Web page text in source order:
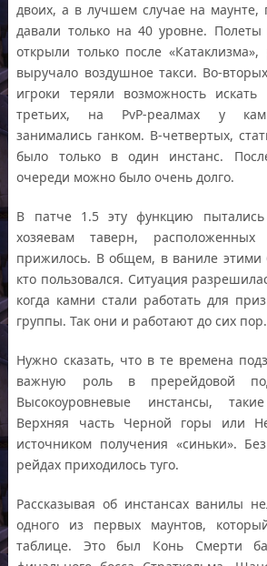
двоих, а в лучшем случае на маунте,
давали только на 40 уровне.
открыли только после
выручало воздушное такси. Во-
игроки теряли возможность
третьих, на PvP-реалмах у
занимались ганком. В-четвертых,
было только в один инстанс.
очереди можно было очень долго.
В патче 1.5 эту функцию
хозяевам таверн,
прижилось. В общем, в ваниле
кто пользовался. Ситуация
когда камни стали работать для
группы. Так они и работают до сих пор.
Нужно сказать, что в те времена
важную роль в пререйдовой
Высокоуровневые инстансы,
Верхняя часть Черной горы или
источником получения «синьки».
рейдах приходилось туго.
Рассказывая об инстансах ванилы
одного из первых маунтов,
таблице. Это был Конь Смерти